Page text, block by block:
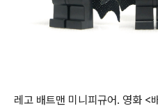
레고 배트맨 미니피규어. 영화 <